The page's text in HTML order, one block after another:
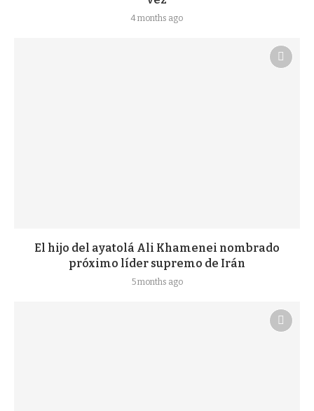
4 months ago
El hijo del ayatolá Ali Khamenei nombrado
próximo líder supremo de Irán
5 months ago